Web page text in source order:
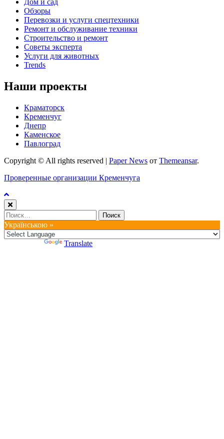
Дом и сад
Обзоры
Перевозки и услуги спецтехники
Ремонт и обслуживание техники
Строительство и ремонт
Советы эксперта
Услуги для животных
Trends
Наши проекты
Краматорск
Кременчуг
Днепр
Каменское
Павлоград
Copyright © All rights reserved | Paper News от Themeansar.
Проверенные организации Кременчуга
Найти:
Українською »
Translate